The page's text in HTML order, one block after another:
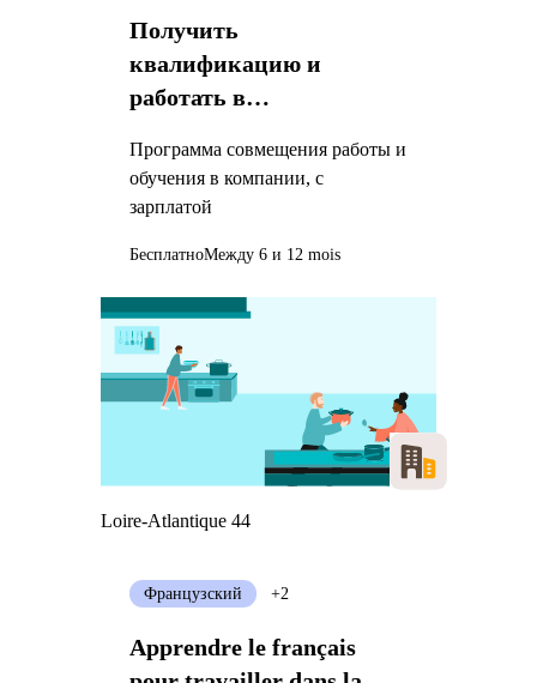
Получить
квалификацию и
работать в
Программа совмещения работы и
обучения в компании, с
зарплатой
БесплатноМежду 6 и 12 mois
Loire-Atlantique 44
Apprendre le français
Французский +2